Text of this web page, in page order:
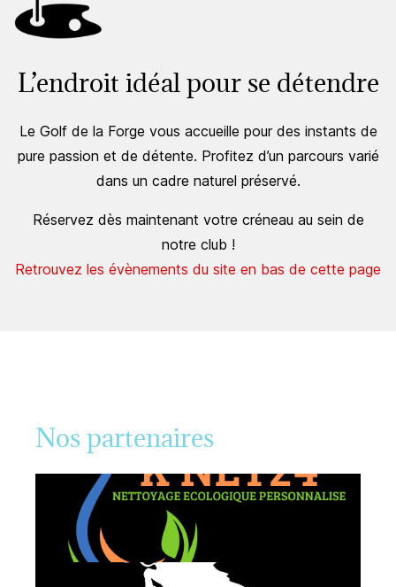
L’endroit idéal pour se détendre
Le Golf de la Forge vous accueille pour des instants de
pure passion et de détente. Profitez d’un parcours varié
dans un cadre naturel préservé.
Réservez dès maintenant votre créneau au sein de
notre club !
Retrouvez les évènements du site en bas de cette page
Nos partenaires